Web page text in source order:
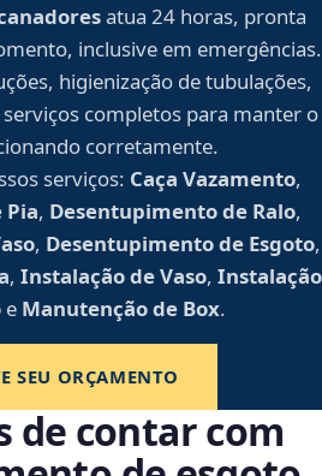
atua 24 horas, pronta
inclusive em emergências.
higienização de tubulações,
completos para manter o
corretamente.
serviços: Caça Vazamento,
, Desentupimento de Ralo,
, Desentupimento de Esgoto,
, Instalação de Vaso, Instalação
e Manutenção de Box.
SEU ORÇAMENTO
de contar com